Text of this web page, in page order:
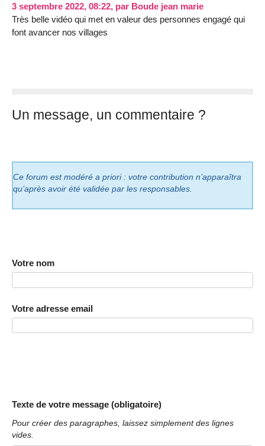
3 septembre 2022, 08:22, par Boude jean marie
Très belle vidéo qui met en valeur des personnes engagé qui
font avancer nos villages
Un message, un commentaire ?
Ce forum est modéré a priori : votre contribution n’apparaîtra
qu’après avoir été validée par les responsables.
Votre nom
Votre adresse email
Texte de votre message (obligatoire)
Pour créer des paragraphes, laissez simplement des lignes
vides.